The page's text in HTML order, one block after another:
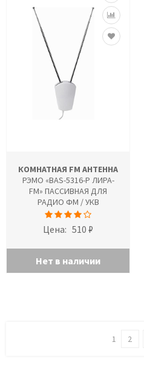
КОМНАТНАЯ FM АНТЕННА
РЭМО «BAS-5316-P ЛИРА-
FM» ПАССИВНАЯ ДЛЯ
РАДИО ФМ / УКВ
Цена: 510 ₽
Нет в наличии
1 2